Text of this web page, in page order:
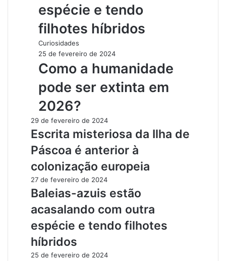
espécie e tendo
filhotes híbridos
Curiosidades
25 de fevereiro de 2024
Como a humanidade
pode ser extinta em
2026?
29 de fevereiro de 2024
Escrita misteriosa da Ilha de
Páscoa é anterior à
colonização europeia
27 de fevereiro de 2024
Baleias-azuis estão
acasalando com outra
espécie e tendo filhotes
híbridos
25 de fevereiro de 2024